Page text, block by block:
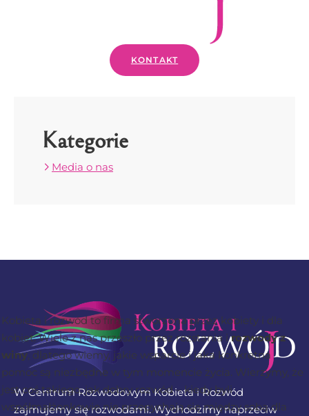
KONTAKT
Kategorie
Media o nas
Kobieta i rozwód to firma stworzona przez kobiety i dla
kobiet. Wiele z nas przeszło przez rozstania irozwody z
winy, dlatego wiemy, jakie wsparcie i jaka konkretna
pomoc są niezbędne w tym momencie życia. Wierzymy, że
jest coś takiego, jak dobry rozwód – kiedy byli
współmałżonkowie nie przepychają się między sobą dla
W Centrum Rozwodowym Kobieta i Rozwód
zajmujemy się rozwodami. Wychodzimy naprzeciw